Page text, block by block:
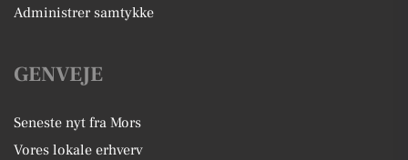
Administrer samtykke
GENVEJE
Seneste nyt fra Mors
Vores lokale erhverv